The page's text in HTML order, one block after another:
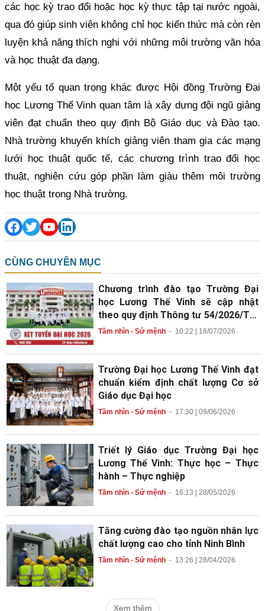
các học kỳ trao đổi hoặc học kỳ thực tập tại nước ngoài,
qua đó giúp sinh viên không chỉ học kiến thức mà còn rèn
luyện khả năng thích nghi với những môi trường văn hóa
và học thuật đa dạng.
Một yếu tố quan trọng khác được Hội đồng Trường Đại
học Lương Thế Vinh quan tâm là xây dựng đội ngũ giảng
viên đạt chuẩn theo quy định Bộ Giáo dục và Đào tạo.
Nhà trường khuyến khích giảng viên tham gia các mạng
lưới học thuật quốc tế, các chương trình trao đổi học
thuật, nghiên cứu góp phần làm giàu thêm môi trường
học thuật trong Nhà trường.
CÙNG CHUYÊN MỤC
Chương trình đào tạo Trường Đại
học Lương Thế Vinh sẽ cập nhật
theo quy định Thông tư 54/2026/TT-
BGDĐT mới
Tầm nhìn - Sứ mệnh- 10:22 | 18/07/2026
Trường Đại học Lương Thế Vinh đạt
chuẩn kiểm định chất lượng Cơ sở
Giáo dục Đại học
Tầm nhìn - Sứ mệnh- 17:30 | 09/06/2026
Triết lý Giáo dục Trường Đại học
Lương Thế Vinh: Thực học – Thực
hành – Thực nghiệp
Tầm nhìn - Sứ mệnh- 16:13 | 28/05/2026
Tăng cường đào tạo nguồn nhân lực
chất lượng cao cho tỉnh Ninh Bình
Tầm nhìn - Sứ mệnh- 13:26 | 28/04/2026
Xem thêm